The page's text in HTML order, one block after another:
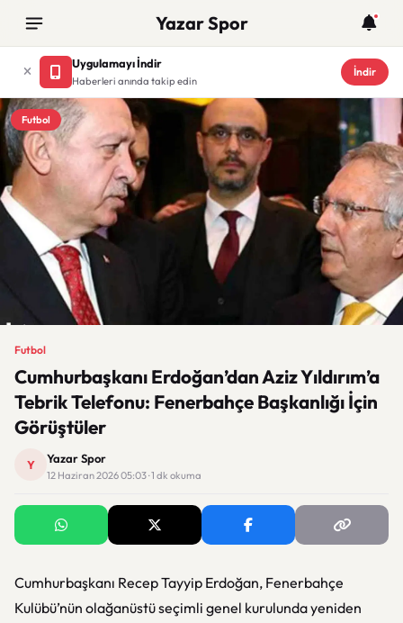
Yazar Spor
Uygulamayı İndir
Haberleri anında takip edin
İndir
Futbol
Futbol
Cumhurbaşkanı Erdoğan’dan Aziz Yıldırım’a
Tebrik Telefonu: Fenerbahçe Başkanlığı İçin
Görüştüler
Y Yazar Spor
12 Haziran 2026 05:03 · 1 dk okuma
Cumhurbaşkanı Recep Tayyip Erdoğan, Fenerbahçe
Kulübü’nün olağanüstü seçimli genel kurulunda yeniden